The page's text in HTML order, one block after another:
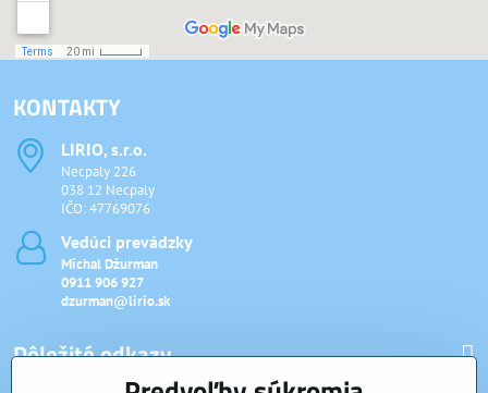
KONTAKTY
LIRIO, s​.r​.o​.
Necpaly 226
038 12 Necpaly
IČO: 47769076
Vedúci prevádzky
Michal Džurman
0911 906 927
dzurman@lirio.sk
Dôležité odkazy